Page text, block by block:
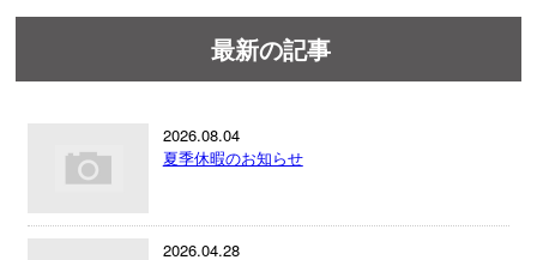
最新の記事
2026.08.04
夏季休暇のお知らせ
2026.04.28